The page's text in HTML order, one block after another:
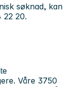
søknad, kan
22 20.
Våre 3750